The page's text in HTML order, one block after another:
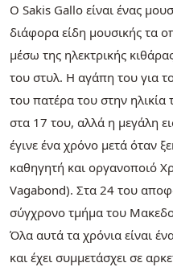
Ο Sakis Gallo είναι ένας
διάφορα είδη μουσικής τα
μέσω της ηλεκτρικής
του στυλ. Η αγάπη του για
του πατέρα του στην
στα 17 του, αλλά η μεγάλη
έγινε ένα χρόνο μετά όταν
καθηγητή και οργανοποιό
Vagabond). Στα 24 του
σύγχρονο τμήμα του
Όλα αυτά τα χρόνια είναι
και έχει συμμετάσχει σε